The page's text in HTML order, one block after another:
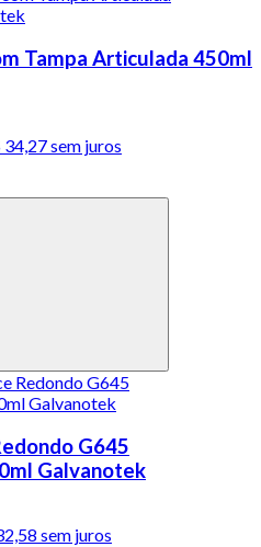
Tampa Articulada 450ml
34,27 sem juros
G645
Galvanotek
sem juros